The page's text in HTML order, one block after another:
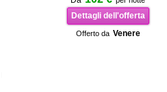
Dettagli dell'offerta
Offerto da Venere